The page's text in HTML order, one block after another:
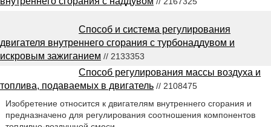
Способ и система регулирования
двигателя внутреннего сгорания с турбонаддувом и
искровым зажиганием // 2133353
Способ регулирования массы воздуха и
топлива, подаваемых в двигатель // 2108475
Изобретение относится к двигателям внутреннего сгорания и
предназначено для регулирования соотношения компонентов